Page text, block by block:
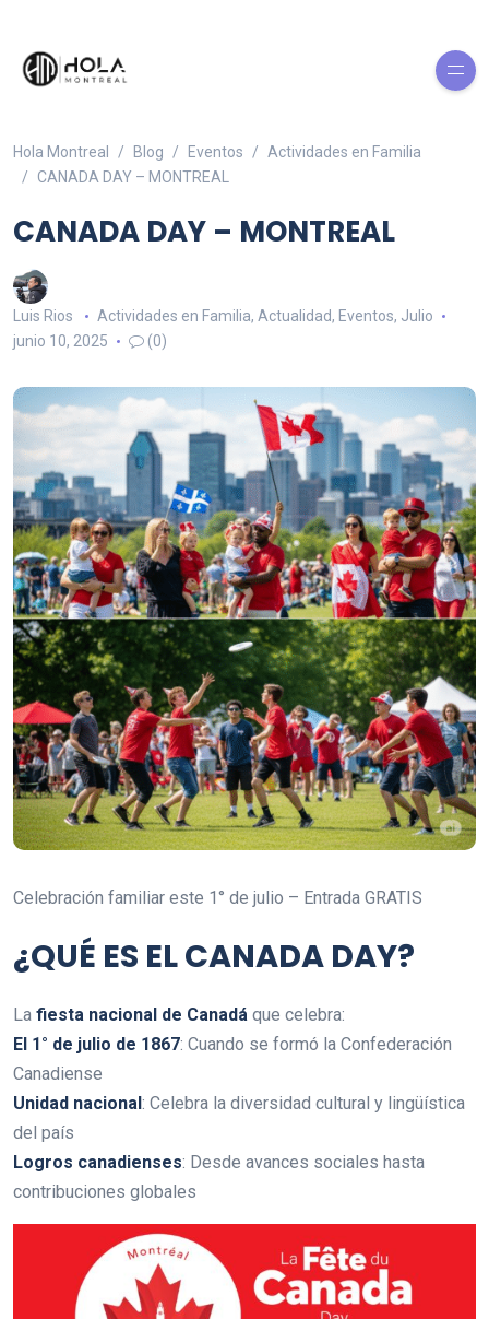
Hola Montreal Blog Eventos
Actividades en Familia
CANADA DAY – MONTREAL
CANADA DAY – MONTREAL
Luis Rios Actividades en Familia, Actualidad, Eventos, Julio
junio 10, 2025
(0)
Celebración familiar este 1° de julio – Entrada GRATIS
¿QUÉ ES EL CANADA DAY?
La fiesta nacional de Canadá que celebra:
El 1° de julio de 1867: Cuando se formó la Confederación
Canadiense
Unidad nacional: Celebra la diversidad cultural y lingüística
del país
Logros canadienses: Desde avances sociales hasta
contribuciones globales